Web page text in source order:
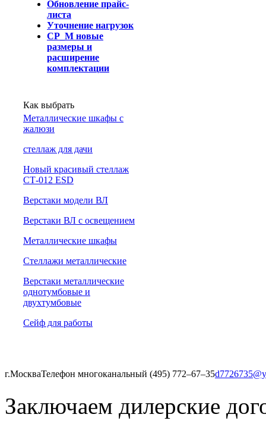
Обновление прайс-
листа
Уточнение нагрузок
СР_М новые
размеры и
расширение
комплектации
Как выбрать
Металлические шкафы с
жалюзи
cтеллаж для дачи
Новый красивый стеллаж
СТ-012 ESD
Верстаки модели ВЛ
Верстаки ВЛ с освещением
Металлические шкафы
Стеллажи металлические
Верстаки металлические
однотумбовые и
двухтумбовые
Сейф для работы
г.МоскваТелефон многоканальный (495) 772‒67‒35
Заключаем дилерские